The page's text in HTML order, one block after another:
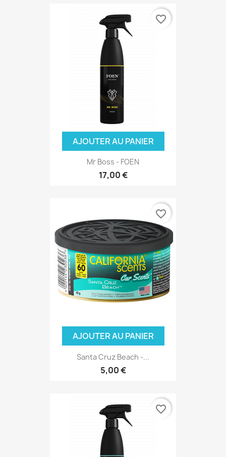
AJOUTER AU PANIER
Mr Boss - FOEN
17,00 €
favorite_border
AJOUTER AU PANIER
Santa Cruz Beach -...
5,00 €
favorite_border
favorite_border